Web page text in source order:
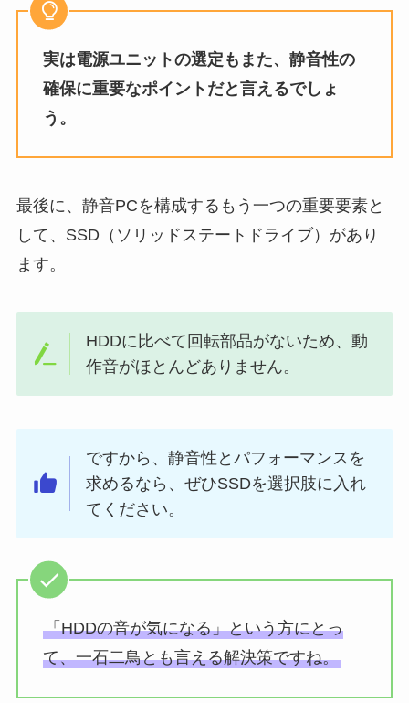
実は電源ユニットの選定もまた、静音性の
確保に重要なポイントだと言えるでしょ
う。
最後に、静音PCを構成するもう一つの重要要素と
して、SSD（ソリッドステートドライブ）があり
ます。
HDDに比べて回転部品がないため、動
作音がほとんどありません。
ですから、静音性とパフォーマンスを
求めるなら、ぜひSSDを選択肢に入れ
てください。
「HDDの音が気になる」という方にとっ
て、一石二鳥とも言える解決策ですね。